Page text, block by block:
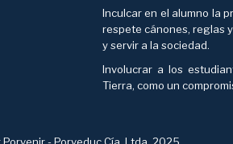
Inculcar en el alumno la
respete cánones, reglas
y servir a la sociedad.
Involucrar a los
Tierra, como un